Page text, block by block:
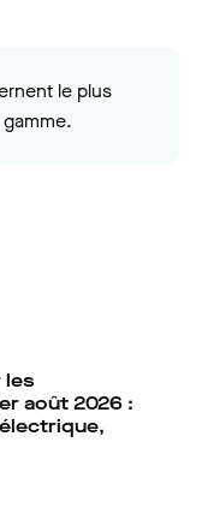
le plus
les
août 2026 :